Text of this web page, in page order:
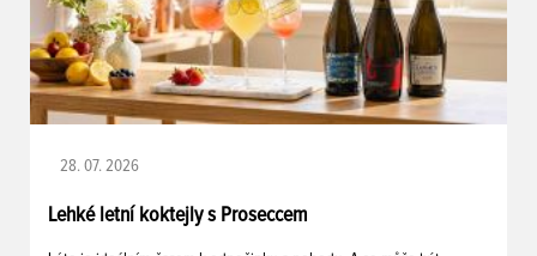
28. 07. 2026
Lehké letní koktejly s Proseccem